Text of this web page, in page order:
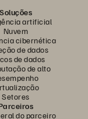
Soluções
artificial
Nuvem
cibernética
de dados
de dados
de alto
Setores
do parceiro